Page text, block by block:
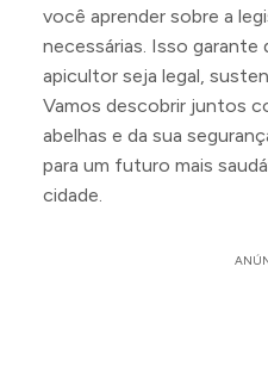
você aprender sobre a
necessárias. Isso garante
apicultor seja legal,
Vamos descobrir juntos
abelhas e da sua
para um futuro mais
cidade.